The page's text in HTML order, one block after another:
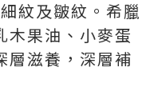
紋及皺紋。希臘
木果油、小麥蛋
層滋養，深層補